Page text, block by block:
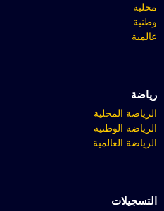
محلية
وطنية
عالمية
رياضة
الرياضة المحلية
الرياضة الوطنية
الرياضة العالمية
التسجيلات